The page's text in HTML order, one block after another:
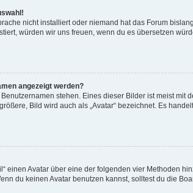
nicht installiert oder niemand hat das Forum
würden wir uns freuen, wenn du es übersetzen
angezeigt werden?
stehen. Eines dieser Bilder ist meist
Bild wird auch als „Avatar“ bezeichnet. Es
einen Avatar über eine der folgenden vier Methoden
du keinen Avatar benutzen kannst, solltest du die